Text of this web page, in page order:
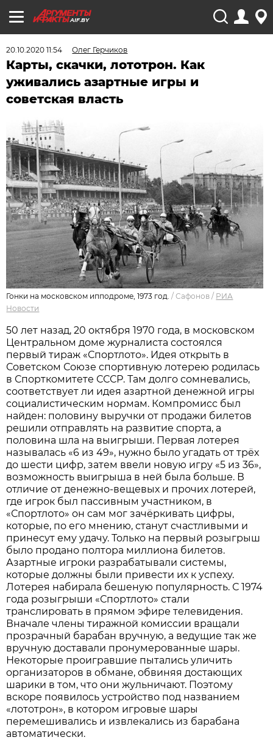
AIF.BY
20.10.2020 11:54 Олег Герчиков
Карты, скачки, лототрон. Как
уживались азартные игры и
советская власть
Гонки на московском ипподроме, 1973 год. /Сафонов / РИА
Новости
​50 лет назад, 20 октября 1970 года, в московском
Центральном доме журналиста состоялся
первый тираж «Спортлото». Идея открыть в
Советском Союзе спортивную лотерею родилась
в Спорткомитете СССР. Там долго сомневались,
соответствует ли идея азартной денежной игры
социалистическим нормам. Компромисс был
найден: половину выручки от продажи билетов
решили отправлять на развитие спорта, а
половина шла на выигрыши. Первая лотерея
называлась «6 из 49», нужно было угадать от трёх
до шести цифр, затем ввели новую игру «5 из 36»,
возможность выигрыша в ней была больше. В
отличие от денежно-вещевых и прочих лотерей,
где игрок был пассивным участником, в
«Спортлото» он сам мог зачёркивать цифры,
которые, по его мнению, станут счастливыми и
принесут ему удачу. Только на первый розыгрыш
было продано полтора миллиона билетов.
Азартные игроки разрабатывали системы,
которые должны были привести их к успеху.
Лотерея набирала бешеную популярность. С 1974
года розыгрыши «Спортлото» стали
транслировать в прямом эфире телевидения.
Вначале члены тиражной комиссии вращали
прозрачный барабан вручную, а ведущие так же
вручную доставали пронумерованные шары.
Некоторые проигравшие пытались уличить
организаторов в обмане, обвиняя достающих
шарики в том, что они жульничают. Поэтому
вскоре появилось устройство под названием
«лототрон», в котором игровые шары
перемешивались и извлекались из барабана
автоматически.